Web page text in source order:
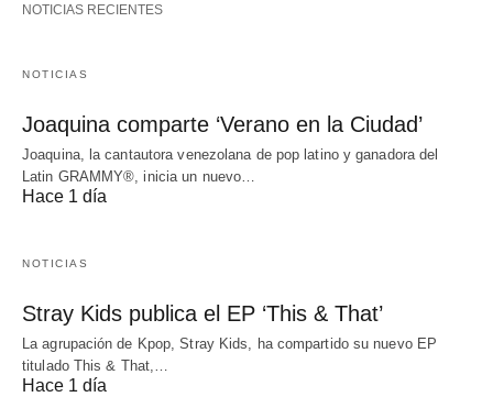
NOTICIAS RECIENTES
NOTICIAS
Joaquina comparte ‘Verano en la Ciudad’
Joaquina, la cantautora venezolana de pop latino y ganadora del
Latin GRAMMY®, inicia un nuevo…
Hace 1 día
NOTICIAS
Stray Kids publica el EP ‘This & That’
La agrupación de Kpop, Stray Kids, ha compartido su nuevo EP
titulado This & That,…
Hace 1 día